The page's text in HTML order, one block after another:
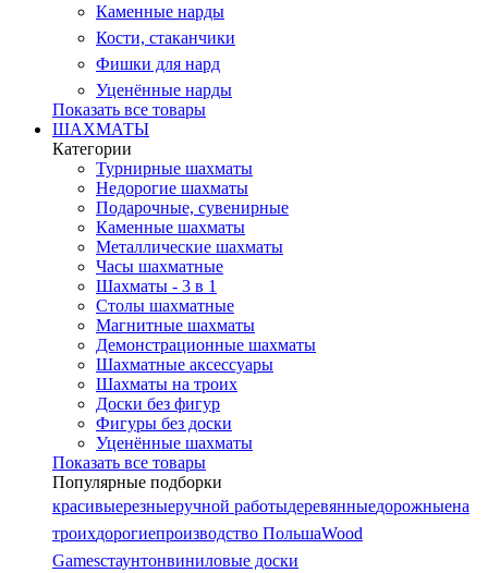
Каменные нарды
Кости, стаканчики
Фишки для нард
Уценённые нарды
Показать все товары
ШАХМАТЫ
Категории
Турнирные шахматы
Недорогие шахматы
Подарочные, сувенирные
Каменные шахматы
Металлические шахматы
Часы шахматные
Шахматы - 3 в 1
Столы шахматные
Магнитные шахматы
Демонстрационные шахматы
Шахматные аксессуары
Шахматы на троих
Доски без фигур
Фигуры без доски
Уценённые шахматы
Показать все товары
Популярные подборки
красивыерезныеручной работыдеревянныедорожныена
троихдорогиепроизводство ПольшаWood
Gamesстаунтонвиниловые доски